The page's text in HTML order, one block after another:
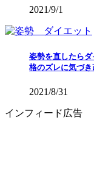
2021/9/1
姿勢を直したら
格のズレに気づ
2021/8/31
インフィード広告